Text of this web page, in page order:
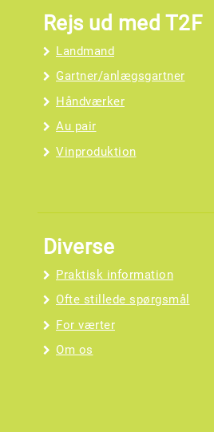
Rejs ud med T2F
Landmand
Gartner/anlægsgartner
Håndværker
Au pair
Vinproduktion
Diverse
Praktisk information
Ofte stillede spørgsmål
For værter
Om os